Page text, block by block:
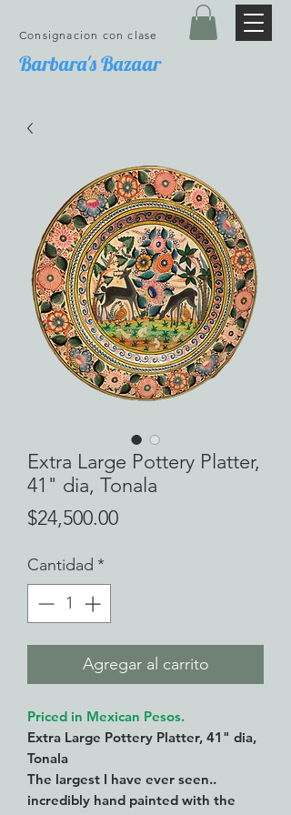
Barbara's Bazaar
Consignacion con clase
Extra Large Pottery Platter,
41" dia, Tonala
$24,500.00Precio
Cantidad *
Agregar al carrito
Priced in Mexican Pesos.
Extra Large Pottery Platter, 41" dia,
Tonala
The largest I have ever seen..
incredibly hand painted with the